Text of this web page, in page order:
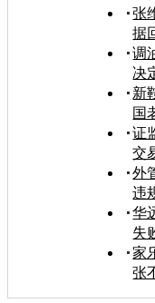
张
据
调
决
新
国
证
交
外
违
华
失
家
张